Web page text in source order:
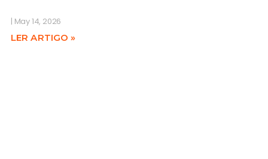
May 14, 2026
LER ARTIGO »